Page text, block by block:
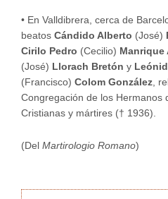
• En Valldibrera, cerca de
beatos Cándido Alberto (José)
Cirilo Pedro (Cecilio) Manrique
(José) Llorach Bretón y
(Francisco) Colom González ,
Congregación de los Hermanos
Cristianas y mártires († 1936).
(Del Martirologio Romano)